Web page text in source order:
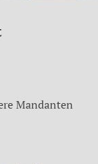
Mandanten